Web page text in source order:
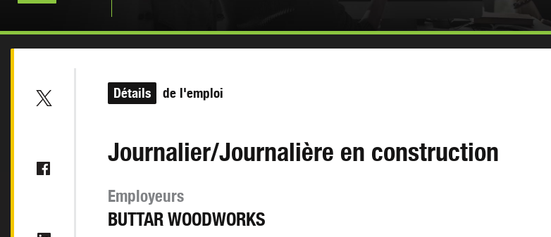
Détails de l'emploi
Journalier/Journalière en construction
Employeurs
BUTTAR WOODWORKS